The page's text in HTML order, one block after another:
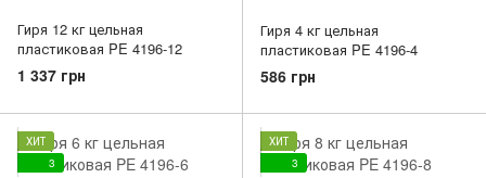
Гиря 12 кг цельная
пластиковая PE 4196-12
1 337 грн
Гиря 4 кг цельная
пластиковая PE 4196-4
586 грн
ХИТ
3
ХИТ
3